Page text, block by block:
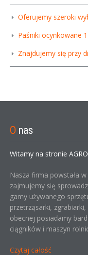
Oferujemy szeroki
Paśniki ocynkowane
Znajdujemy się przy
O nas
Witamy na stronie
Nasza firma powstała
zajmujemy się
gamy używanego
przetrząsarki,
obecnej posiadamy
ciągników i maszyn
Czytaj całość